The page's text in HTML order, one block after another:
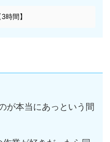
間】
が本当にあっという間